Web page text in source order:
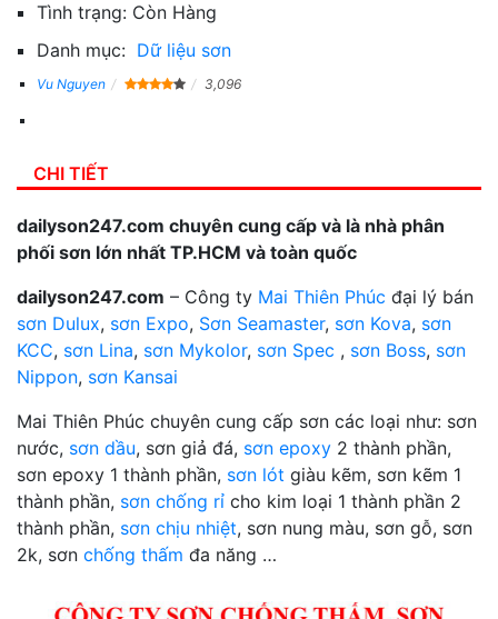
Tình trạng: Còn Hàng
Danh mục: Dữ liệu sơn
Vu Nguyen 3,096
CHI TIẾT
dailyson247.com chuyên cung cấp và là nhà phân
phối sơn lớn nhất TP.HCM và toàn quốc
dailyson247.com – Công ty Mai Thiên Phúc đại lý bán
sơn Dulux, sơn Expo, Sơn Seamaster, sơn Kova, sơn
KCC, sơn Lina, sơn Mykolor, sơn Spec , sơn Boss, sơn
Nippon, sơn Kansai
Mai Thiên Phúc chuyên cung cấp sơn các loại như: sơn
nước, sơn dầu, sơn giả đá, sơn epoxy 2 thành phần,
sơn epoxy 1 thành phần, sơn lót giàu kẽm, sơn kẽm 1
thành phần, sơn chống rỉ cho kim loại 1 thành phần 2
thành phần, sơn chịu nhiệt, sơn nung màu, sơn gỗ, sơn
2k, sơn chống thấm đa năng …